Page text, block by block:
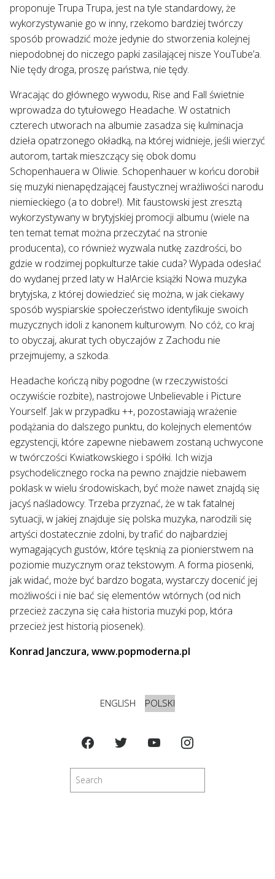
proponuje Trupa Trupa, jest na tyle standardowy, że
wykorzystywanie go w inny, rzekomo bardziej twórczy
sposób prowadzić może jedynie do stworzenia kolejnej
niepodobnej do niczego papki zasilającej nisze YouTube’a.
Nie tędy droga, proszę państwa, nie tędy.
Wracając do głównego wywodu, Rise and Fall świetnie
wprowadza do tytułowego Headache. W ostatnich
czterech utworach na albumie zasadza się kulminacja
dzieła opatrzonego okładką, na której widnieje, jeśli wierzyć
autorom, tartak mieszczący się obok domu
Schopenhauera w Oliwie. Schopenhauer w końcu dorobił
się muzyki nienapędzającej faustycznej wrażliwości narodu
niemieckiego (a to dobre!). Mit faustowski jest zresztą
wykorzystywany w brytyjskiej promocji albumu (wiele na
ten temat temat można przeczytać na stronie
producenta), co również wyzwala nutkę zazdrości, bo
gdzie w rodzimej popkulturze takie cuda? Wypada odesłać
do wydanej przed laty w Ha!Arcie książki Nowa muzyka
brytyjska, z której dowiedzieć się można, w jak ciekawy
sposób wyspiarskie społeczeństwo identyfikuje swoich
muzycznych idoli z kanonem kulturowym. No cóż, co kraj
to obyczaj, akurat tych obyczajów z Zachodu nie
przejmujemy, a szkoda.
Headache kończą niby pogodne (w rzeczywistości
oczywiście rozbite), nastrojowe Unbelievable i Picture
Yourself. Jak w przypadku ++, pozostawiają wrażenie
podążania do dalszego punktu, do kolejnych elementów
egzystencji, które zapewne niebawem zostaną uchwycone
w twórczości Kwiatkowskiego i spółki. Ich wizja
psychodelicznego rocka na pewno znajdzie niebawem
poklask w wielu środowiskach, być może nawet znajdą się
jacyś naśladowcy. Trzeba przyznać, że w tak fatalnej
sytuacji, w jakiej znajduje się polska muzyka, narodzili się
artyści dostatecznie zdolni, by trafić do najbardziej
wymagających gustów, które tęsknią za pionierstwem na
poziomie muzycznym oraz tekstowym. A forma piosenki,
jak widać, może być bardzo bogata, wystarczy docenić jej
możliwości i nie bać się elementów wtórnych (od nich
przecież zaczyna się cała historia muzyki pop, która
przecież jest historią piosenek).
Konrad Janczura, www.popmoderna.pl
ENGLISH POLSKI